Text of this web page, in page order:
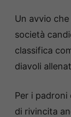
Un avvio
società
classifica
diavoli
Per i padroni
di rivincita